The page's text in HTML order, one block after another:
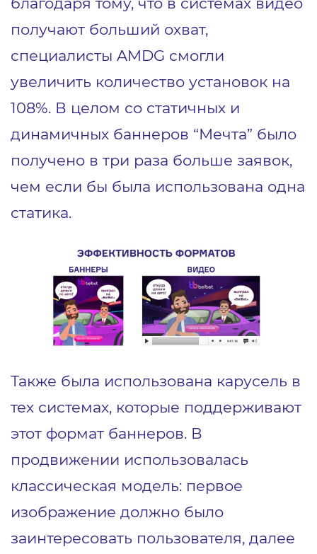
получают больший охват,
специалисты AMDG смогли
увеличить количество установок на
108%. В целом со статичных и
динамичных баннеров “Мечта” было
получено в три раза больше заявок,
чем если бы была использована одна
статика.
Также была использована карусель в
тех системах, которые поддерживают
этот формат баннеров. В
продвижении использовалась
классическая модель: первое
изображение должно было
заинтересовать пользователя, далее